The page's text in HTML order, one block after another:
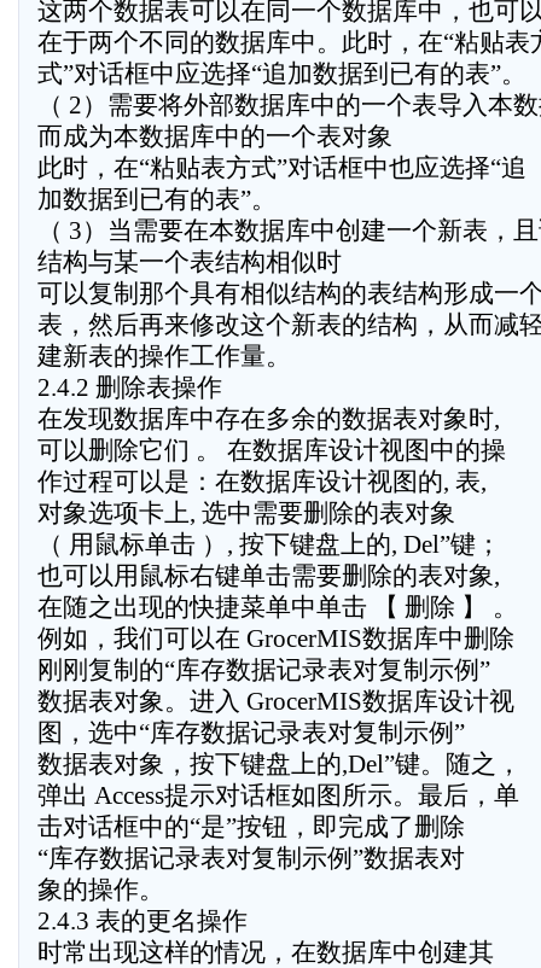
这两个数据表可以在同一个数据库中，也可
在于两个不同的数据库中。此时，在“粘贴表
式”对话框中应选择“追加数据到已有的表”。
（ 2）需要将外部数据库中的一个表导入本
而成为本数据库中的一个表对象
此时，在“粘贴表方式”对话框中也应选择“追
加数据到已有的表”。
（ 3）当需要在本数据库中创建一个新表，
结构与某一个表结构相似时
可以复制那个具有相似结构的表结构形成一
表，然后再来修改这个新表的结构，从而减
建新表的操作工作量。
2.4.2 删除表操作
在发现数据库中存在多余的数据表对象时,
可以删除它们 。 在数据库设计视图中的操
作过程可以是：在数据库设计视图的, 表,
对象选项卡上, 选中需要删除的表对象
（ 用鼠标单击 ）, 按下键盘上的, Del”键；
也可以用鼠标右键单击需要删除的表对象,
在随之出现的快捷菜单中单击 【 删除 】 。
例如，我们可以在 GrocerMIS数据库中删除
刚刚复制的“库存数据记录表对复制示例”
数据表对象。进入 GrocerMIS数据库设计视
图，选中“库存数据记录表对复制示例”
数据表对象，按下键盘上的,Del”键。随之，
弹出 Access提示对话框如图所示。最后，单
击对话框中的“是”按钮，即完成了删除
“库存数据记录表对复制示例”数据表对
象的操作。
2.4.3 表的更名操作
时常出现这样的情况，在数据库中创建其